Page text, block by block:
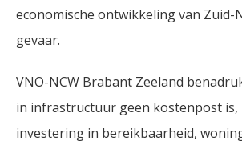
economische ontwikkeling van Zuid-
gevaar.
VNO-NCW Brabant Zeeland
in infrastructuur geen kostenpost is,
investering in bereikbaarheid,